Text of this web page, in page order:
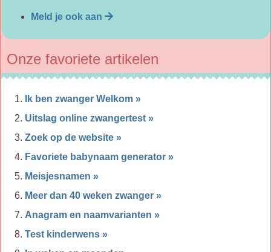
Meld je ook aan
Onze favoriete artikelen
Ik ben zwanger Welkom »
Uitslag online zwangertest »
Zoek op de website »
Favoriete babynaam generator »
Meisjesnamen »
Meer dan 40 weken zwanger »
Anagram en naamvarianten »
Test kinderwens »